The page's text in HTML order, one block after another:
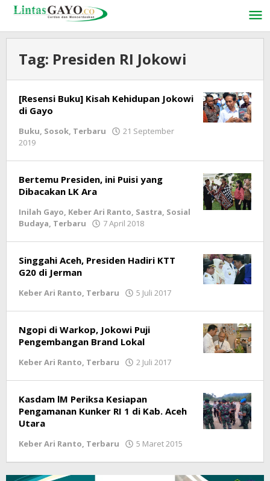
Lewati
konten
Tag: Presiden RI Jokowi
[Resensi Buku] Kisah Kehidupan Jokowi
di Gayo
Buku, Sosok, Terbaru
21 September
2019
Bertemu Presiden, ini Puisi yang
Dibacakan LK Ara
Inilah Gayo, Keber Ari Ranto, Sastra, Sosial
Budaya, Terbaru 7 April 2018
Singgahi Aceh, Presiden Hadiri KTT
G20 di Jerman
Keber Ari Ranto, Terbaru 5 Juli 2017
Ngopi di Warkop, Jokowi Puji
Pengembangan Brand Lokal
Keber Ari Ranto, Terbaru 2 Juli 2017
Kasdam lM Periksa Kesiapan
Pengamanan Kunker RI 1 di Kab. Aceh
Utara
Keber Ari Ranto, Terbaru 5 Maret 2015